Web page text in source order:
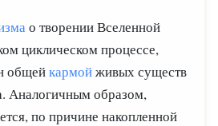
о творении Вселенной
циклическом процессе,
общейкармойживых существ
Аналогичным образом,
по причине накопленной